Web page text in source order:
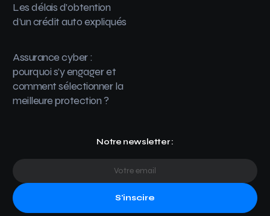
Les délais d’obtention
d’un crédit auto expliqués
Assurance cyber :
pourquoi s’y engager et
comment sélectionner la
meilleure protection ?
Notre newsletter :
S'inscire